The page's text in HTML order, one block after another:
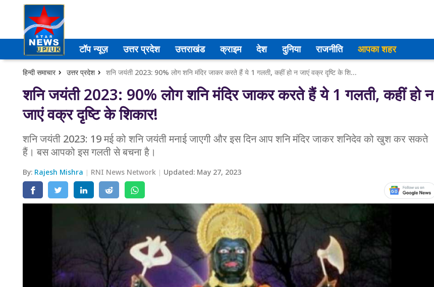
टॉप न्यूज़ उत्तर प्रदेश उत्तराखंड क्राइम देश दुनिया राजनीति आपका शहर
हिन्दी समाचार उत्तर प्रदेश शनि जयंती 2023: 90% लोग शनि मंदिर जाकर करते हैं ये 1 गलती, कहीं हो न जाएं वक्र दृष्टि के शिकार!
शनि जयंती 2023: 90% लोग शनि मंदिर जाकर करते हैं ये 1 गलती, कहीं हो न
जाएं वक्र दृष्टि के शिकार!
शनि जयंती 2023: 19 मई को शनि जयंती मनाई जाएगी और इस दिन आप शनि मंदिर जाकर शनिदेव को खुश कर सकते
हैं। बस आपको इस गलती से बचना है।
By: Rajesh Mishra RNI News Network Updated: May 27, 2023
उत्तर प्रदेश
अमेठी
आगरा
कानपुर
प्रयागराज
मेरठ
लखनऊ
उत्तराखंड